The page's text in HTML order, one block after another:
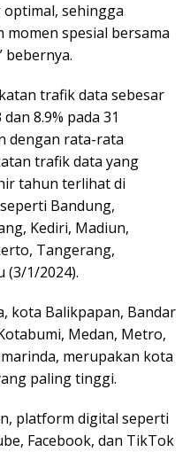
sehingga
spesial bersama
bebernya.
trafik data sebesar
8.9% pada 31
dengan rata-rata
trafik data yang
tahun terlihat di
Bandung,
Kediri, Madiun,
Tangerang,
(3/1/2024).
kota Balikpapan, Bandar
Medan, Metro,
merupakan kota
paling tinggi.
platform digital seperti
Facebook, dan TikTok